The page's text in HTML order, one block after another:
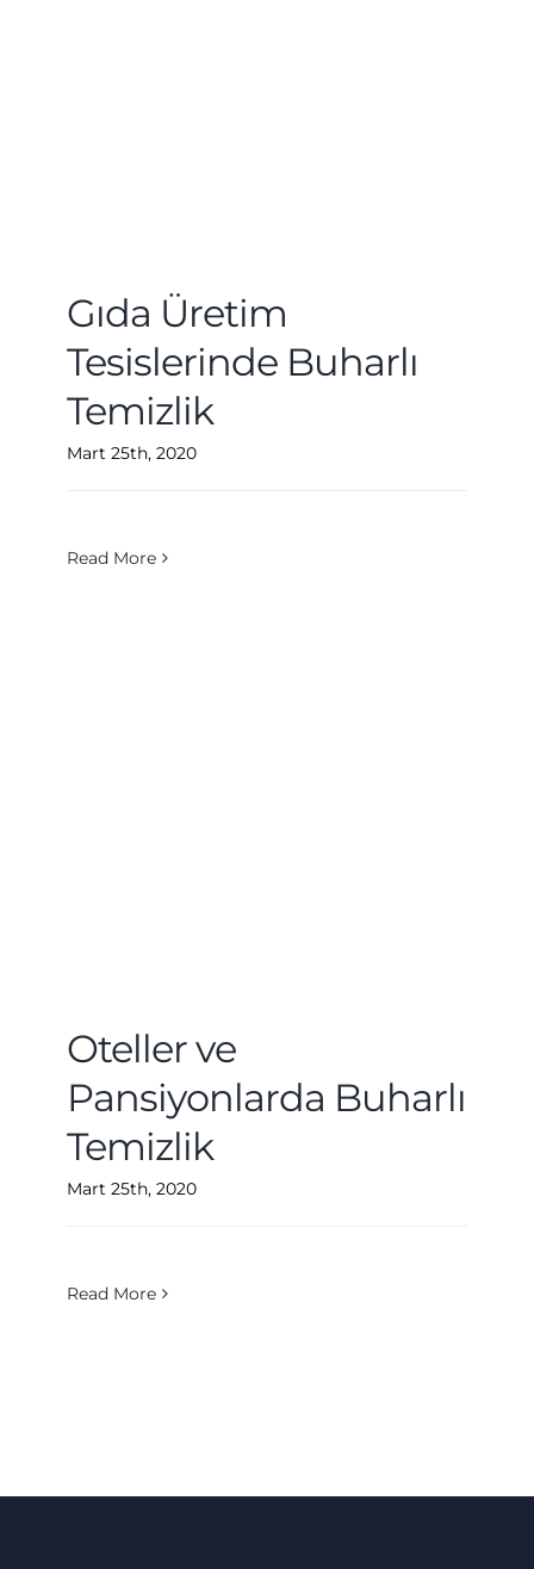
Gıda Üretim
Tesislerinde Buharlı
Temizlik
Mart 25th, 2020
Read More
Oteller ve
Pansiyonlarda Buharlı
Temizlik
Mart 25th, 2020
Read More